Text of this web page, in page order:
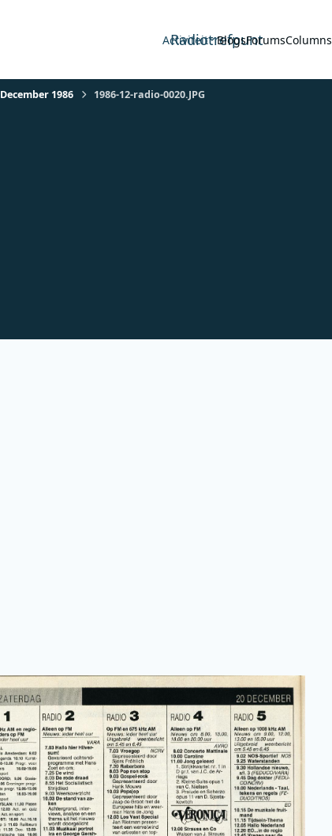
Radiotrefpunt
Activiteit BlogsForumsColumns
December 1986 1986-12-radio-0020.JPG